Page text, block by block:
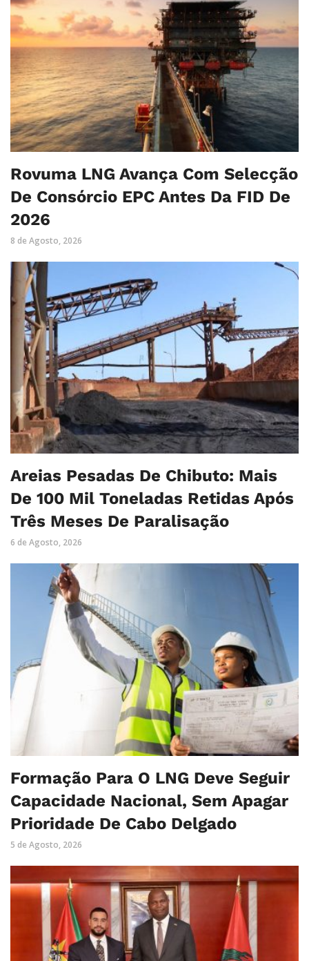
Rovuma LNG Avança Com Selecção
De Consórcio EPC Antes Da FID De
2026
8 de Agosto, 2026
Areias Pesadas De Chibuto: Mais
De 100 Mil Toneladas Retidas Após
Três Meses De Paralisação
6 de Agosto, 2026
Formação Para O LNG Deve Seguir
Capacidade Nacional, Sem Apagar
Prioridade De Cabo Delgado
5 de Agosto, 2026